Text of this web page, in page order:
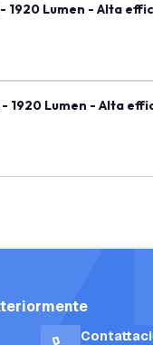
1920 Lumen - Alta
- 1920 Lumen - Alta
Contattaci